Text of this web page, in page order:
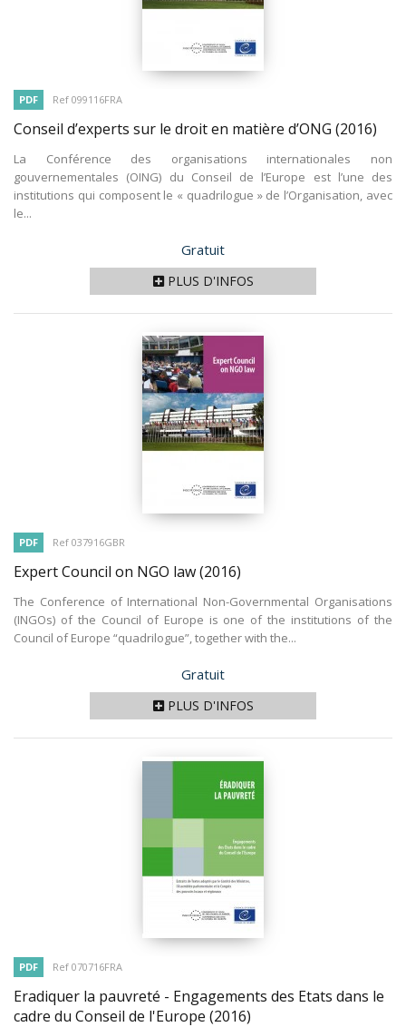
PDF Ref 099116FRA
Conseil d’experts sur le droit en matière d’ONG (2016)
La Conférence des organisations internationales non
gouvernementales (OING) du Conseil de l’Europe est l’une des
institutions qui composent le « quadrilogue » de l’Organisation, avec
le...
Prix
Gratuit
PLUS D'INFOS
PDF Ref 037916GBR
Expert Council on NGO law(2016)
The Conference of International Non-Governmental Organisations
(INGOs) of the Council of Europe is one of the institutions of the
Council of Europe “quadrilogue”, together with the...
Prix
Gratuit
PLUS D'INFOS
PDF Ref 070716FRA
Eradiquer la pauvreté - Engagements des Etats dans le
cadre du Conseil de l'Europe (2016)